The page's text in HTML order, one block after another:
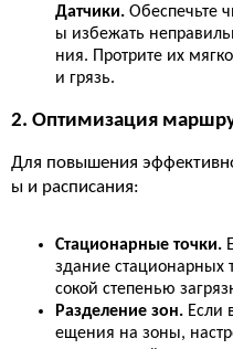
Датчики. Обеспечьте
ы избежать
ния. Протрите их
и грязь.
2. Оптимизация
Для повышения
ы и расписания:
Стационарные точки.
здание стационарных
сокой степенью
Разделение зон. Если
ещения на зоны,